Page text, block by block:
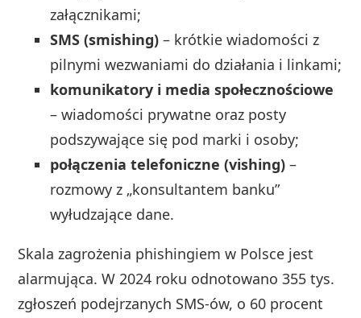
załącznikami;
SMS (smishing) – krótkie wiadomości z
pilnymi wezwaniami do działania i linkami;
komunikatory i media społecznościowe
– wiadomości prywatne oraz posty
podszywające się pod marki i osoby;
połączenia telefoniczne (vishing) –
rozmowy z „konsultantem banku”
wyłudzające dane.
Skala zagrożenia phishingiem w Polsce jest
alarmująca. W 2024 roku odnotowano 355 tys.
zgłoszeń podejrzanych SMS‑ów, o 60 procent